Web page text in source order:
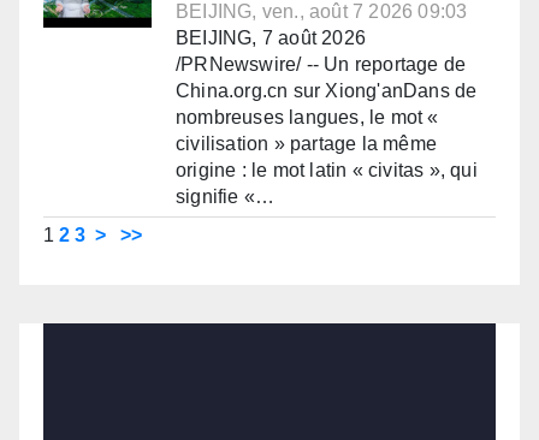
BEIJING, ven., août 7 2026 09:03
BEIJING, 7 août 2026
/PRNewswire/ -- Un reportage de
China.org.cn sur Xiong'anDans de
nombreuses langues, le mot «
civilisation » partage la même
origine : le mot latin « civitas », qui
signifie «…
1 2 3 > >>